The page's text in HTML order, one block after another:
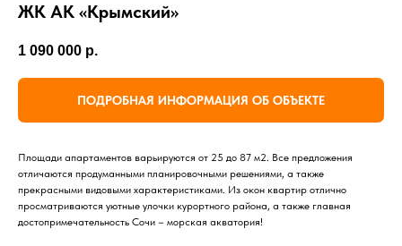
ЖК АК «Крымский»
1 090 000 р.
ПОДРОБНАЯ ИНФОРМАЦИЯ ОБ ОБЪЕКТЕ
Площади апартаментов варьируются от 25 до 87 м2. Все предложения
отличаются продуманными планировочными решениями, а также
прекрасными видовыми характеристиками. Из окон квартир отлично
просматриваются уютные улочки курортного района, а также главная
достопримечательность Сочи – морская акватория!